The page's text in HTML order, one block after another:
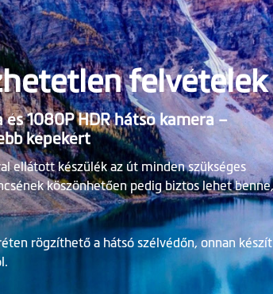
felvételek
és 1080P HDR hátsó kamera –
képekért
ellátott készülék az út minden szükséges
köszönhetően pedig biztos lehet benne,
rögzíthető a hátsó szélvédőn, onnan készít